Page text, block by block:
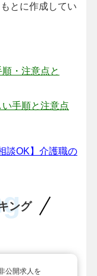
とに作成してい
・注意点と
い手順と注意点
談OK】介護職の
ング
公開求人を